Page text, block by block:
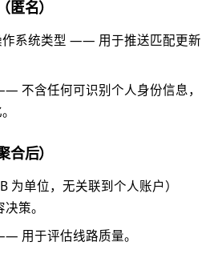
匿名）
作系统类型 —— 用于推送匹配更新
不含任何可识别个人身份信息，
合后）
为单位，无关联到个人账户）
策。
用于评估线路质量。